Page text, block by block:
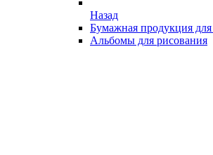
Назад
Бумажная продукция
Альбомы для рисования